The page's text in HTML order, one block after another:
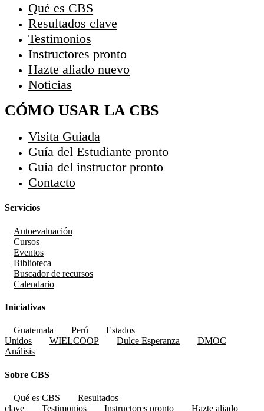
Qué es CBS
Resultados clave
Testimonios
Instructores pronto
Hazte aliado nuevo
Noticias
CÓMO USAR LA CBS
Visita Guiada
Guía del Estudiante pronto
Guía del instructor pronto
Contacto
Servicios
Autoevaluación
Cursos
Eventos
Biblioteca
Buscador de recursos
Calendario
Iniciativas
Guatemala Perú
Estados
Unidos
WIELCOOP Dulce Esperanza
DMOC
Análisis
Sobre CBS
Qué es CBS
Resultados
clave
Testimonios Instructores pronto
Hazte aliado